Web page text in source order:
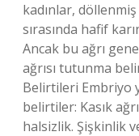
kadınlar,
sırasında hafif
Ancak bu ağrı
ağrısı tutunma
Belirtileri Embriyo
belirtiler: Kasık
halsizlik. Şişkinlik